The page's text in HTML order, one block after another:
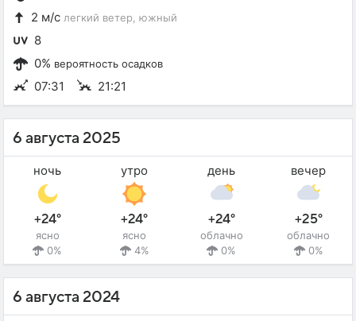
2 м/с легкий ветер , южный
8
0% вероятность осадков
07:31 21:21
6 августа 2025
ночь
+24°
ясно
0%
утро
+24°
ясно
4%
день
+24°
облачно
0%
вечер
+25°
облачно
0%
6 августа 2024